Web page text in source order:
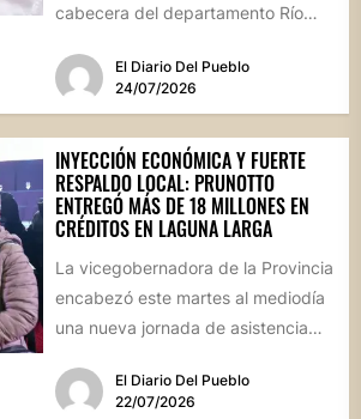
cabecera del departamento Río
mandatario...El Diario Del Pueblo
24/07/2026
INYECCIÓN ECONÓMICA Y FUERTE
RESPALDO LOCAL: PRUNOTTO
ENTREGÓ MÁS DE 18 MILLONES EN
CRÉDITOS EN LAGUNA LARGA
La vicegobernadora de la Provincia
encabezó este martes al mediodía
una nueva jornada de asistencia
El Diario Del Pueblo
22/07/2026